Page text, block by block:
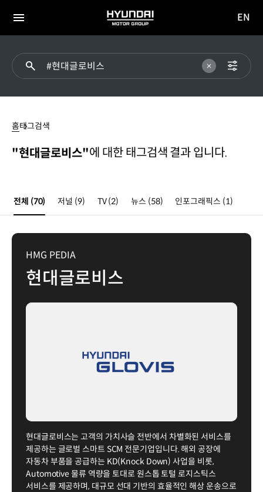
전체
HYUNDAI
MOTOR
이동
EN
홈태그검색
"현대글로비스"에 대한 태그검색 결과 입니다.
전체 (70) 저널 (9) TV(2) 뉴스 (58) 인포그래픽스 (1)
HMG PEDIA
현대글로비스
현대글로비스는 고객의 가치사슬 전반에서 차별화된 서비스를
제공하는 글로벌 스마트 SCM 전문기업입니다. 해외 공장에
자동차 부품을 공급하는 KD(Knock Down) 사업을 비롯,
Automotive 물류 역량을 토대로 원스톱 토털 로지스틱스
서비스를 제공하며, 대규모 선대 기반의 효율적인 해상 운송으로